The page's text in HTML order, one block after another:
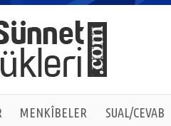
MENKÎBELER SUAL/CEVAB